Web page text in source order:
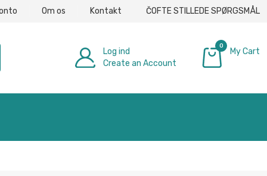
Om os Kontakt ČOFTE STILLEDE SPØRGSMÅL
Log ind
Create an Account
0
My Cart